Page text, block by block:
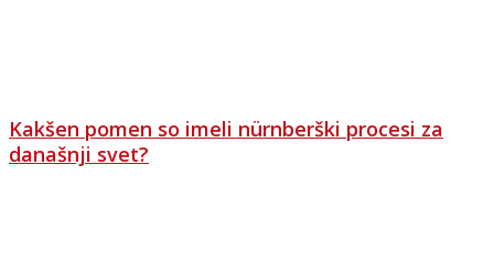
Kakšen pomen so imeli nürnberški procesi za
današnji svet?